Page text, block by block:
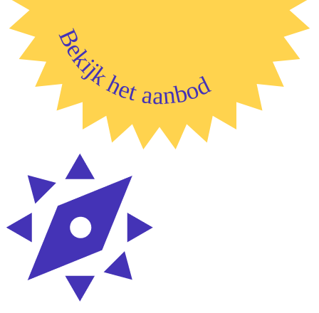
Bekijk het aanbod